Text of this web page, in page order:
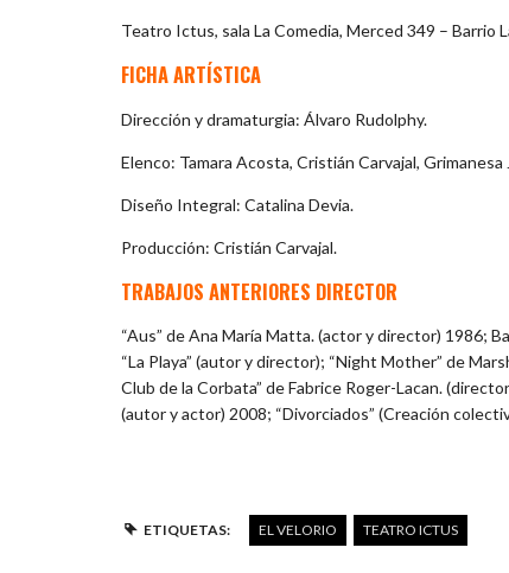
Teatro Ictus, sala La Comedia, Merced 349 – Barrio
FICHA ARTÍSTICA
Dirección y dramaturgia: Álvaro Rudolphy.
Elenco: Tamara Acosta, Cristián Carvajal, Grimanesa
Diseño Integral: Catalina Devia.
Producción: Cristián Carvajal.
TRABAJOS ANTERIORES DIRECTOR
“Aus” de Ana María Matta. (actor y director) 1986;
“La Playa” (autor y director); “Night Mother” de
Club de la Corbata” de Fabrice Roger-Lacan.
(autor y actor) 2008; “Divorciados” (Creación
ETIQUETAS: EL VELORIO TEATRO ICTUS